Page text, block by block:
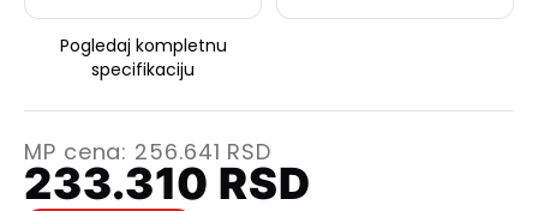
Pogledaj kompletnu
specifikaciju
MP cena: 256.641 RSD
233.310 RSD